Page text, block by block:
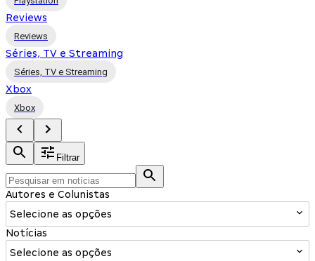
Reviews
Reviews
Séries, TV e Streaming
Séries, TV e Streaming
Xbox
Xbox
Filtrar
Autores e Colunistas
Selecione as opções
Notícias
Selecione as opções